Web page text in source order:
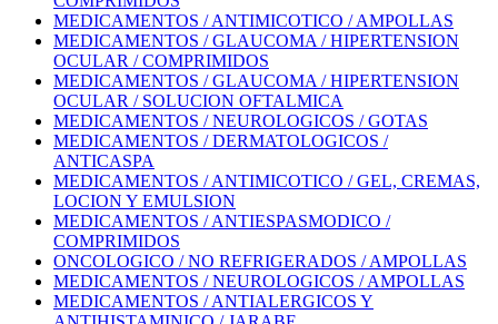
MEDICAMENTOS / ANTIMICOTICO / AMPOLLAS
MEDICAMENTOS / GLAUCOMA / HIPERTENSION
OCULAR / COMPRIMIDOS
MEDICAMENTOS / GLAUCOMA / HIPERTENSION
OCULAR / SOLUCION OFTALMICA
MEDICAMENTOS / NEUROLOGICOS / GOTAS
MEDICAMENTOS / DERMATOLOGICOS /
ANTICASPA
MEDICAMENTOS / ANTIMICOTICO / GEL, CREMAS,
LOCION Y EMULSION
MEDICAMENTOS / ANTIESPASMODICO /
COMPRIMIDOS
ONCOLOGICO / NO REFRIGERADOS / AMPOLLAS
MEDICAMENTOS / NEUROLOGICOS / AMPOLLAS
MEDICAMENTOS / ANTIALERGICOS Y